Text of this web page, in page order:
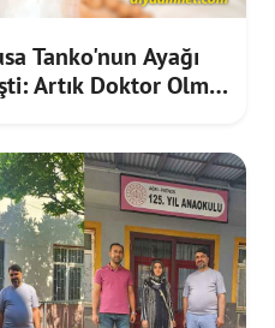
Tanko'nun Ayağı
Artık Doktor Olmak